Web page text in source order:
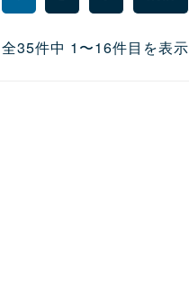
全35件中 1〜16件目を表示